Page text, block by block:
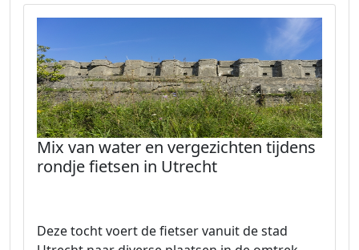
Mix van water en vergezichten tijdens
rondje fietsen in Utrecht
Deze tocht voert de fietser vanuit de stad